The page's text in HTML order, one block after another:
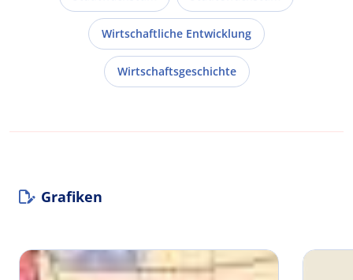
Wirtschaftliche Entwicklung
Wirtschaftsgeschichte
Grafiken